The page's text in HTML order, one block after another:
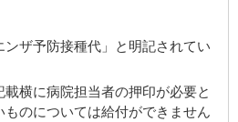
ザ予防接種代」と明記されてい
横に病院担当者の押印が必要と
のについては給付ができません